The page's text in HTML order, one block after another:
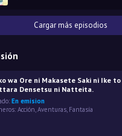
Cargar más episodios
wa Ore ni Makasete Saki ni Ike
Densetsu ni Natteita.
En emision
Acción,Aventuras, Fantasía